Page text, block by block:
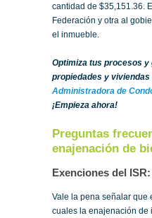
cantidad de $35,151.36.
Federación y otra al
el inmueble.
Optimiza tus procesos
propiedades y viviendas
Administradora de
¡Empieza ahora!
Preguntas
enajenación de
Exenciones del
Vale la pena señalar que
cuales la enajenación de